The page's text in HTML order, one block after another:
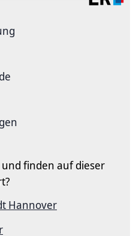
und finden auf dieser
Hannover